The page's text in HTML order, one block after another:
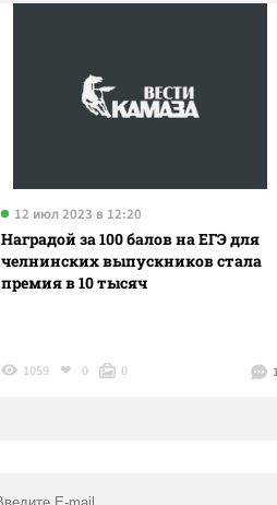
12 июл 2023 в 12:20
Наградой за 100 балов на ЕГЭ для
челнинских выпускников стала
премия в 10 тысяч
1059 0 0